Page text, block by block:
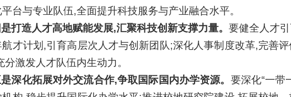
台与专业队伍,全面提升科技服务与产业融合水平。
打造人才高地赋能发展,汇聚科技创新支撑力量。 要健全人才
才计划,引育高层次人才与创新团队;深化人事制度改革,完善
分激发人才队伍内生动力。
深化拓展对外交流合作,争取国际国内办学资源。 要深化“一带